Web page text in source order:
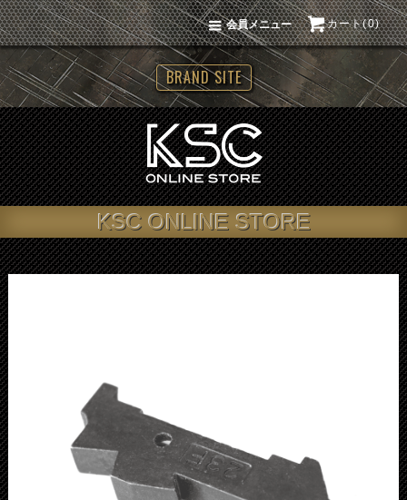
カート(0)
会員メニュー
BRAND SITE
KSC ONLINE STORE